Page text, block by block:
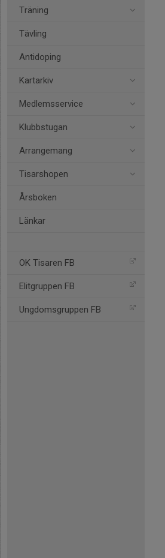
Träning
Tävling
Antidoping
Kartarkiv
Medlemsservice
Klubbstugan
Arrangemang
Tisarshopen
Årsboken
Länkar
OK Tisaren FB
Elitgruppen FB
Ungdomsgruppen FB